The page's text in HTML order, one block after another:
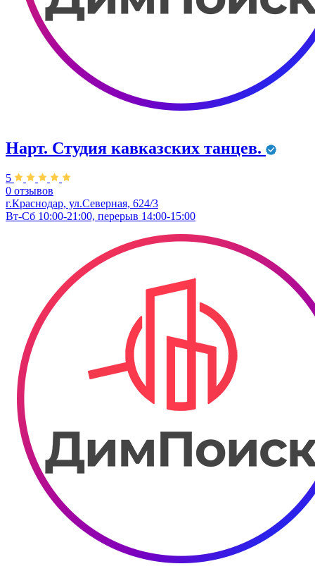
Нарт. Студия кавказских танцев.
5
0 отзывов
г.Краснодар, ул.Северная, 624/3
Вт-Сб 10:00-21:00, перерыв 14:00-15:00